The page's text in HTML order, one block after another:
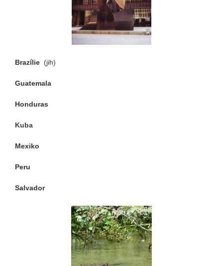
Brazílie (jih)
Guatemala
Honduras
Kuba
Mexiko
Peru
Salvador